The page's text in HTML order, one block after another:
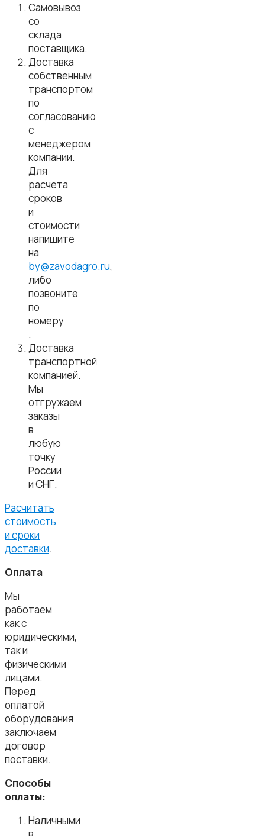
Самовывоз
со
склада
поставщика.
Доставка
собственным
транспортом
по
согласованию
с
менеджером
компании.
Для
расчета
сроков
и
стоимости
напишите
на
by@zavodagro.ru,
либо
позвоните
по
номеру
.
Доставка
транспортной
компанией.
Мы
отгружаем
заказы
в
любую
точку
России
и СНГ.
Расчитать
стоимость
и сроки
доставки.
Оплата
Мы
работаем
как с
юридическими,
так и
физическими
лицами.
Перед
оплатой
оборудования
заключаем
договор
поставки.
Способы
оплаты:
Наличными